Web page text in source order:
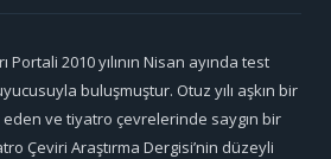
2010 yılının Nisan ayında test
buluşmuştur. Otuz yılı aşkın bir
eden ve tiyatro çevrelerinde saygın bir
Çeviri Araştırma Dergisi’nin düzeyli